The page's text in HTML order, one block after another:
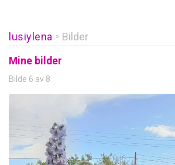
lusiylena » Bilder
Mine bilder
Bilde 6 av 8